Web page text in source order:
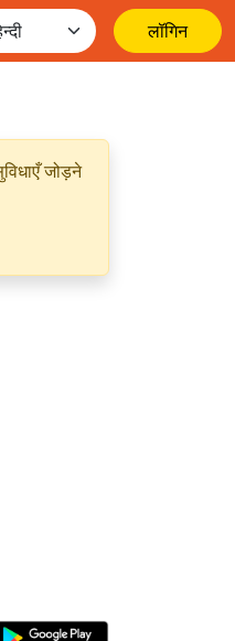
लॉगिन
जोड़ने